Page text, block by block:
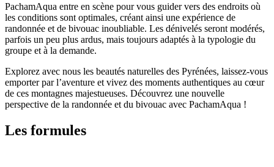
PachamAqua entre en scène pour vous guider vers des endroits où
les conditions sont optimales, créant ainsi une expérience de
randonnée et de bivouac inoubliable. Les dénivelés seront modérés,
parfois un peu plus ardus, mais toujours adaptés à la typologie du
groupe et à la demande.
Explorez avec nous les beautés naturelles des Pyrénées, laissez-vous
emporter par l’aventure et vivez des moments authentiques au cœur
de ces montagnes majestueuses. Découvrez une nouvelle
perspective de la randonnée et du bivouac avec PachamAqua !
Les formules